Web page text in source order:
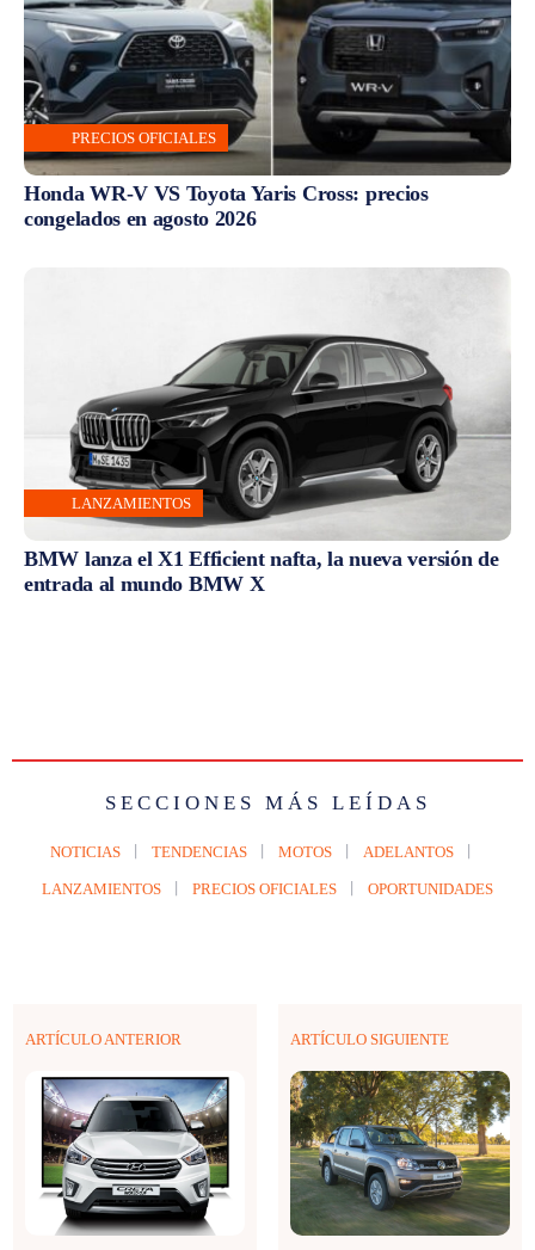
PRECIOS OFICIALES
Honda WR-V VS Toyota Yaris Cross: precios
congelados en agosto 2026
LANZAMIENTOS
BMW lanza el X1 Efficient nafta, la nueva versión de
entrada al mundo BMW X
SECCIONES MÁS LEÍDAS
NOTICIAS TENDENCIAS MOTOS ADELANTOS
LANZAMIENTOS PRECIOS OFICIALES OPORTUNIDADES
ARTÍCULO ANTERIOR ARTÍCULO SIGUIENTE